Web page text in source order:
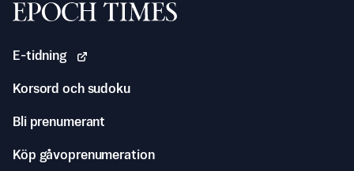
Svenska Epoch Times
E-tidning
Korsord och sudoku
Bli prenumerant
Köp gåvoprenumeration